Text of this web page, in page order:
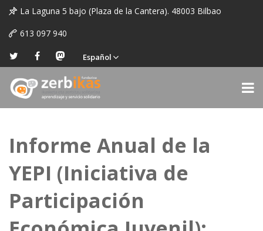
La Laguna 5 bajo (Plaza de la Cantera). 48003 Bilbao
613 097 940
Español
Informe Anual de la
YEPI (Iniciativa de
Participación